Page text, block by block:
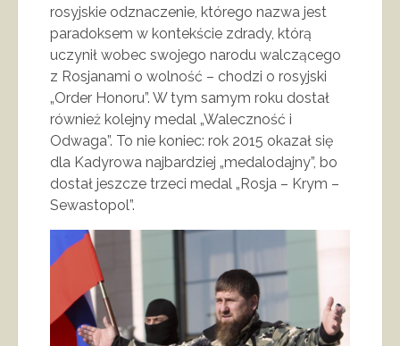
rosyjskie odznaczenie, którego nazwa jest
paradoksem w kontekście zdrady, którą
uczynił wobec swojego narodu walczącego
z Rosjanami o wolność – chodzi o rosyjski
„Order Honoru”. W tym samym roku dostał
również kolejny medal „Waleczność i
Odwaga”. To nie koniec: rok 2015 okazał się
dla Kadyrowa najbardziej „medalodajny”, bo
dostał jeszcze trzeci medal „Rosja – Krym –
Sewastopol”.